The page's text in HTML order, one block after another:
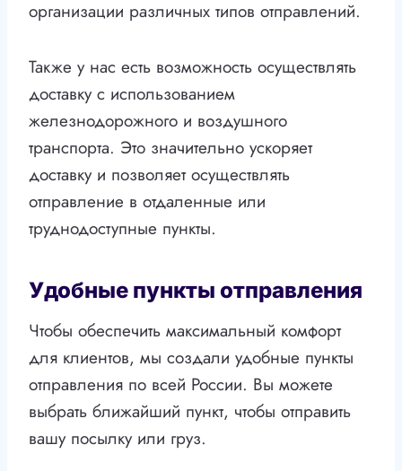
организации различных типов отправлений.
Также у нас есть возможность осуществлять
доставку с использованием
железнодорожного и воздушного
транспорта. Это значительно ускоряет
доставку и позволяет осуществлять
отправление в отдаленные или
труднодоступные пункты.
Удобные пункты отправления
Чтобы обеспечить максимальный комфорт
для клиентов, мы создали удобные пункты
отправления по всей России. Вы можете
выбрать ближайший пункт, чтобы отправить
вашу посылку или груз.